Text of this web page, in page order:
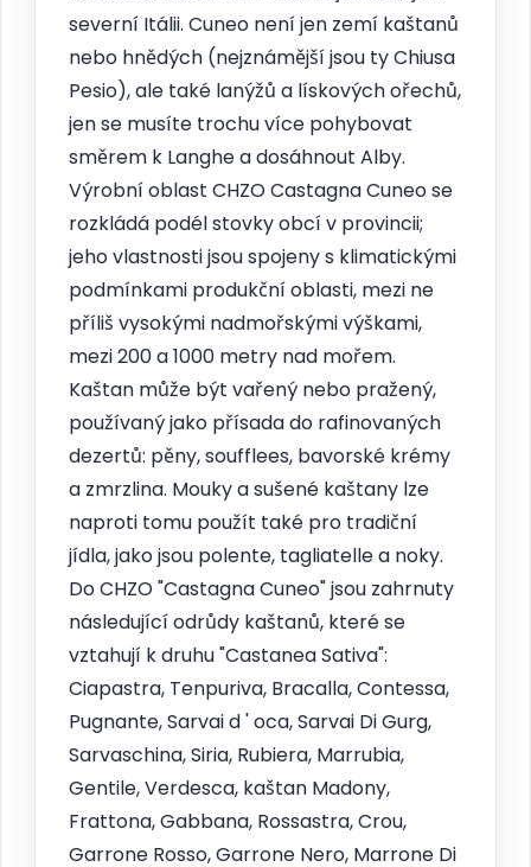
severní Itálii. Cuneo není jen zemí kaštanů
nebo hnědých (nejznámější jsou ty Chiusa
Pesio), ale také lanýžů a lískových ořechů,
jen se musíte trochu více pohybovat
směrem k Langhe a dosáhnout Alby.
Výrobní oblast CHZO Castagna Cuneo se
rozkládá podél stovky obcí v provincii;
jeho vlastnosti jsou spojeny s klimatickými
podmínkami produkční oblasti, mezi ne
příliš vysokými nadmořskými výškami,
mezi 200 a 1000 metry nad mořem.
Kaštan může být vařený nebo pražený,
používaný jako přísada do rafinovaných
dezertů: pěny, soufflees, bavorské krémy
a zmrzlina. Mouky a sušené kaštany lze
naproti tomu použít také pro tradiční
jídla, jako jsou polente, tagliatelle a noky.
Do CHZO "Castagna Cuneo" jsou zahrnuty
následující odrůdy kaštanů, které se
vztahují k druhu "Castanea Sativa":
Ciapastra, Tenpuriva, Bracalla, Contessa,
Pugnante, Sarvai d ' oca, Sarvai Di Gurg,
Sarvaschina, Siria, Rubiera, Marrubia,
Gentile, Verdesca, kaštan Madony,
Frattona, Gabbana, Rossastra, Crou,
Garrone Rosso, Garrone Nero, Marrone Di